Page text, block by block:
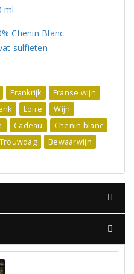
ml
Chenin Blanc
sulfieten
Frankrijk
Franse wijn
Loire
Wijn
Cadeau
Chenin blanc
Trouwdag
Bewaarwijn